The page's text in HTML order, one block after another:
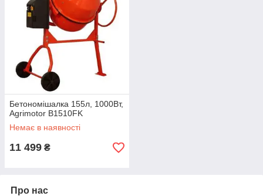
Бетономішалка 155л, 1000Вт,
Agrimotor B1510FK
Немає в наявності
11 499 ₴
Про нас